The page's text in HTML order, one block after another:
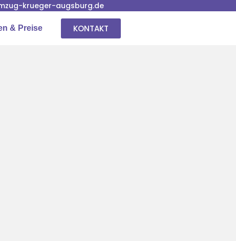
krueger-augsburg.de
& Preise KONTAKT